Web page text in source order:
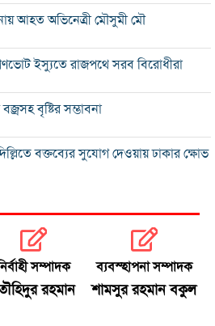
আহত অভিনেত্রী মৌসুমী মৌ
ইস্যুতে রাজপথে সরব বিরোধীরা
বৃষ্টির সম্ভাবনা
বক্তব্যের সুযোগ দেওয়ায় ঢাকার ক্ষোভ
জাদুঘর’ খুলে দেওয়া হলো দর্শনার্থীদের জন্য
ক্ষমা চাইল ফিফা
সম্পাদক
রহমান
ব্যবস্হাপনা সম্পাদক
শামসুর রহমান বকুল